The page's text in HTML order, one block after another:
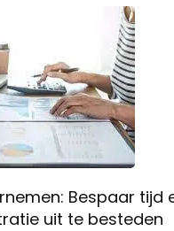
Bespaar tijd
uit te besteden